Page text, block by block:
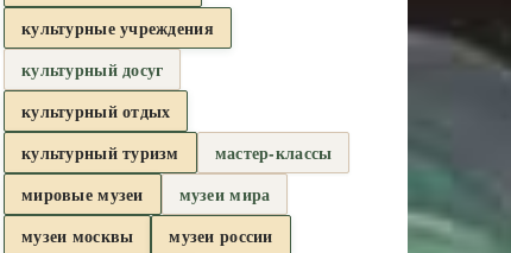
культурные учреждения
культурный досуг
культурный отдых
культурный туризм
мастер-классы
мировые музеи
музеи мира
музеи москвы
музеи россии